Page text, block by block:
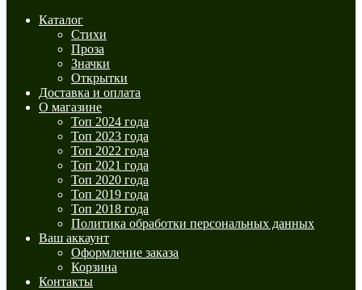
Каталог
Стихи
Проза
Значки
Открытки
Доставка и оплата
О магазине
Топ 2024 года
Топ 2023 года
Топ 2022 года
Топ 2021 года
Топ 2020 года
Топ 2019 года
Топ 2018 года
Политика обработки персональных данных
Ваш аккаунт
Оформление заказа
Корзина
Контакты